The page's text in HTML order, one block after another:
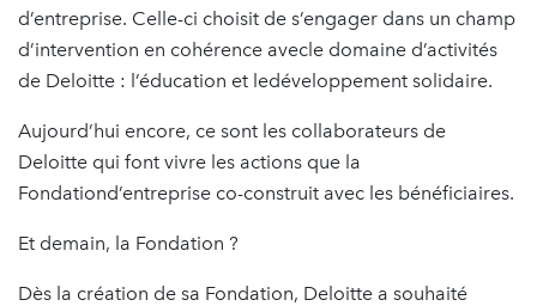
d’entreprise. Celle-ci choisit de s’engager dans un champ
d’intervention en cohérence avecle domaine d’activités
de Deloitte : l’éducation et ledéveloppement solidaire.
Aujourd’hui encore, ce sont les collaborateurs de
Deloitte qui font vivre les actions que la
Fondationd’entreprise co-construit avec les bénéficiaires.
Et demain, la Fondation ?
Dès la création de sa Fondation, Deloitte a souhaité